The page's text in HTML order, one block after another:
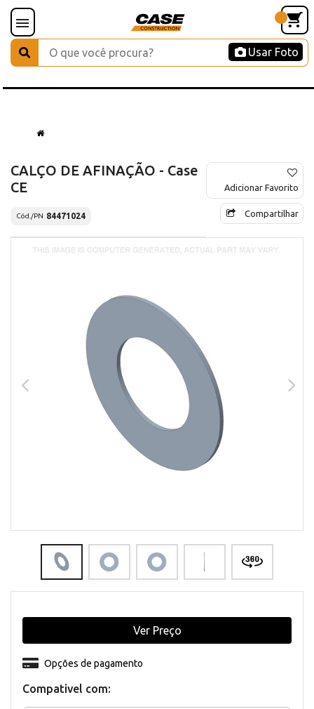
Usar Foto
CALÇO DE AFINAÇÃO - Case
CE
Cód./PN 84471024
Adicionar Favorito
Compartilhar
Compativel com:
Opções de pagamento
Ver Preço